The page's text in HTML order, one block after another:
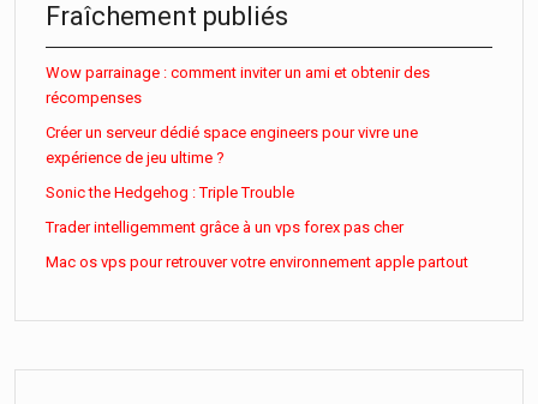
Fraîchement publiés
Wow parrainage : comment inviter un ami et obtenir des
récompenses
Créer un serveur dédié space engineers pour vivre une
expérience de jeu ultime ?
Sonic the Hedgehog : Triple Trouble
Trader intelligemment grâce à un vps forex pas cher
Mac os vps pour retrouver votre environnement apple partout